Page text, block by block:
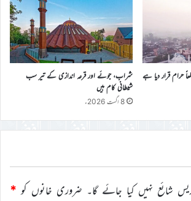
قرار دیا ہے
شراب، جوئے اور قرعہ اندازی کے تیر سب
شیطانی کام ہیں
8 اگست 2026ء
شائع نہیں کیا جائے گا۔ ضروری خانوں کو *